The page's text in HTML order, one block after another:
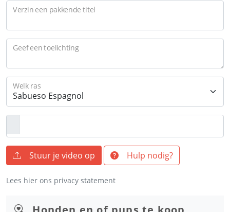
Verzin een pakkende titel
Geef een toelichting
Welk ras
Stuur je video op Hulp nodig?
Lees hier ons privacy statement